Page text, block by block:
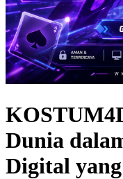
Dunia
Digital